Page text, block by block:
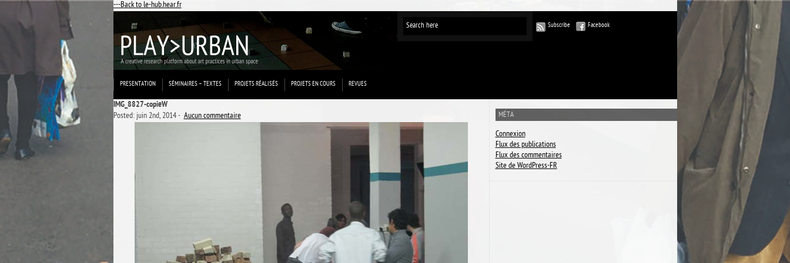
---Back to le-hub.hear.fr
Subscribe Facebook
PRESENTATION SÉMINAIRES – TEXTES PROJETS RÉALISÉS PROJETS EN COURS REVUES
MÉTA
Connexion
Flux des publications
Flux des commentaires
Site de WordPress-FR
IMG_8827-copieW
Posted: juin 2nd, 2014 ˑAucun commentaire